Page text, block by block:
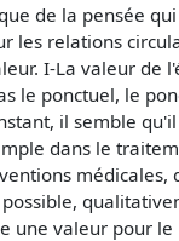
de la pensée
les relations
I-La valeur de
le ponctuel, le
il semble
dans le
médicales,
une valeur pour le